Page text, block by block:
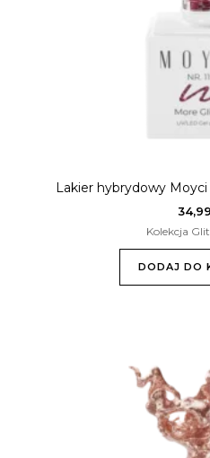
Lakier hybrydowy Moyci
34,99
Kolekcja
DODAJ DO